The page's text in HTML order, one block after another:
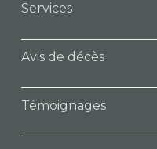
Services
Avis de décès
Témoignages